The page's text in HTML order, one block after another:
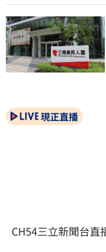
現正直播
CH54三立新聞台直